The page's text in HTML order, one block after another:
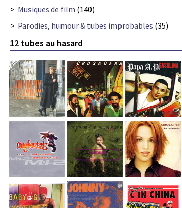
> Musiques de film (140)
> Parodies, humour & tubes improbables (35)
12 tubes au hasard